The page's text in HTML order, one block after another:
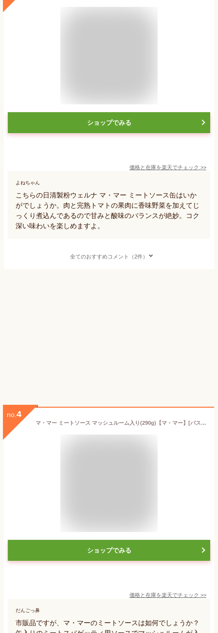
ショップでみる
価格と在庫を楽天でチェック >>
よねちゃん
こちらの日清製粉ウェルナ マ・マー ミートソース缶はいか
がでしょうか。肉と完熟トマトの果肉に香味野菜を加えてじ
っくり煮込んであるので甘みと酸味のバランスが絶妙。コク
深い味わいを楽しめますよ。
全てのおすすめコメント（2件）
no. 4
マ・マー ミートソース マッシュルーム入り(290g)【マ・マー】[パスタソース スパゲティ スパゲッティ]
ショップでみる
価格と在庫を楽天でチェック >>
だんごっ鼻
市販品ですが、マ・マーのミートソースは如何でしょうか？